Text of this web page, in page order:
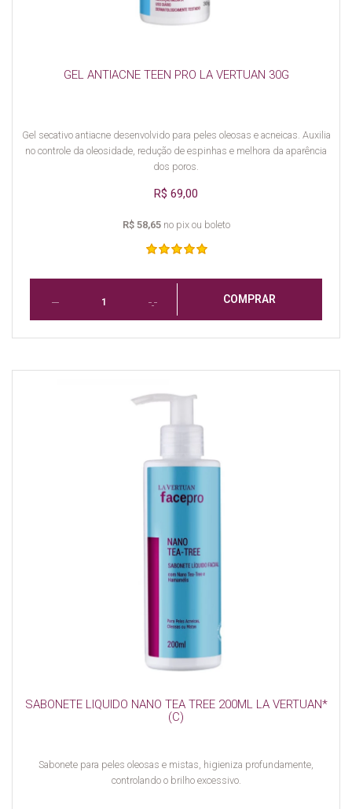
GEL ANTIACNE TEEN PRO LA VERTUAN 30G
Gel secativo antiacne desenvolvido para peles oleosas e acneicas. Auxilia
no controle da oleosidade, redução de espinhas e melhora da aparência
dos poros.
R$ 69,00
R$ 58,65no pix ou boleto
COMPRAR
SABONETE LIQUIDO NANO TEA TREE 200ML LA VERTUAN*
(C)
Sabonete para peles oleosas e mistas, higieniza profundamente,
controlando o brilho excessivo.